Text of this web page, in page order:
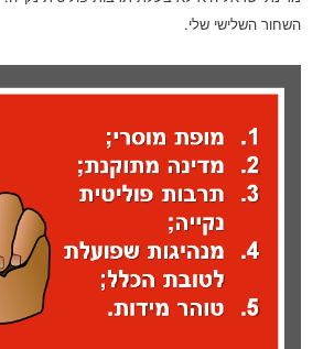
השחור השלישי שלי.